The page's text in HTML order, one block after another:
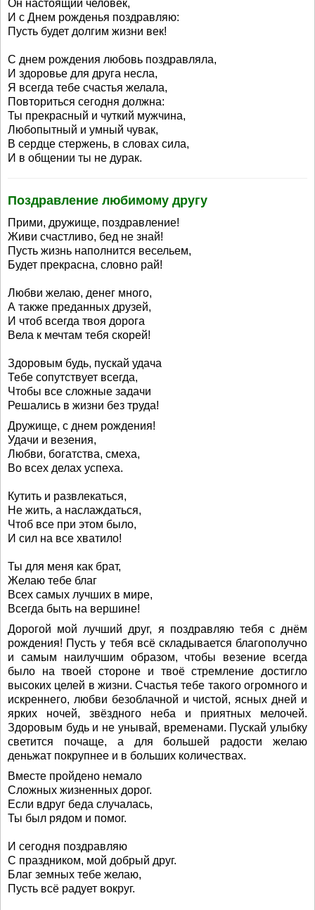
Он настоящий человек,
И с Днем рожденья поздравляю:
Пусть будет долгим жизни век!
С днем рождения любовь поздравляла,
И здоровье для друга несла,
Я всегда тебе счастья желала,
Повториться сегодня должна:
Ты прекрасный и чуткий мужчина,
Любопытный и умный чувак,
В сердце стержень, в словах сила,
И в общении ты не дурак.
Поздравление любимому другу
Прими, дружище, поздравление!
Живи счастливо, бед не знай!
Пусть жизнь наполнится весельем,
Будет прекрасна, словно рай!
Любви желаю, денег много,
А также преданных друзей,
И чтоб всегда твоя дорога
Вела к мечтам тебя скорей!
Здоровым будь, пускай удача
Тебе сопутствует всегда,
Чтобы все сложные задачи
Решались в жизни без труда!
Дружище, с днем рождения!
Удачи и везения,
Любви, богатства, смеха,
Во всех делах успеха.
Кутить и развлекаться,
Не жить, а наслаждаться,
Чтоб все при этом было,
И сил на все хватило!
Ты для меня как брат,
Желаю тебе благ
Всех самых лучших в мире,
Всегда быть на вершине!
Дорогой мой лучший друг, я поздравляю тебя с днём
рождения! Пусть у тебя всё складывается благополучно
и самым наилучшим образом, чтобы везение всегда
было на твоей стороне и твоё стремление достигло
высоких целей в жизни. Счастья тебе такого огромного и
искреннего, любви безоблачной и чистой, ясных дней и
ярких ночей, звёздного неба и приятных мелочей.
Здоровым будь и не унывай, временами. Пускай улыбку
светится почаще, а для большей радости желаю
деньжат покрупнее и в больших количествах.
Вместе пройдено немало
Сложных жизненных дорог.
Если вдруг беда случалась,
Ты был рядом и помог.
И сегодня поздравляю
С праздником, мой добрый друг.
Благ земных тебе желаю,
Пусть всё радует вокруг.